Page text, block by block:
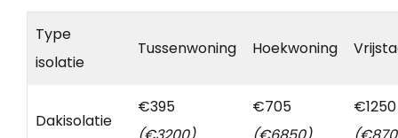
Type
isolatie
Tussenwoning Hoekwoning
Dakisolatie
€395
€705
€1250